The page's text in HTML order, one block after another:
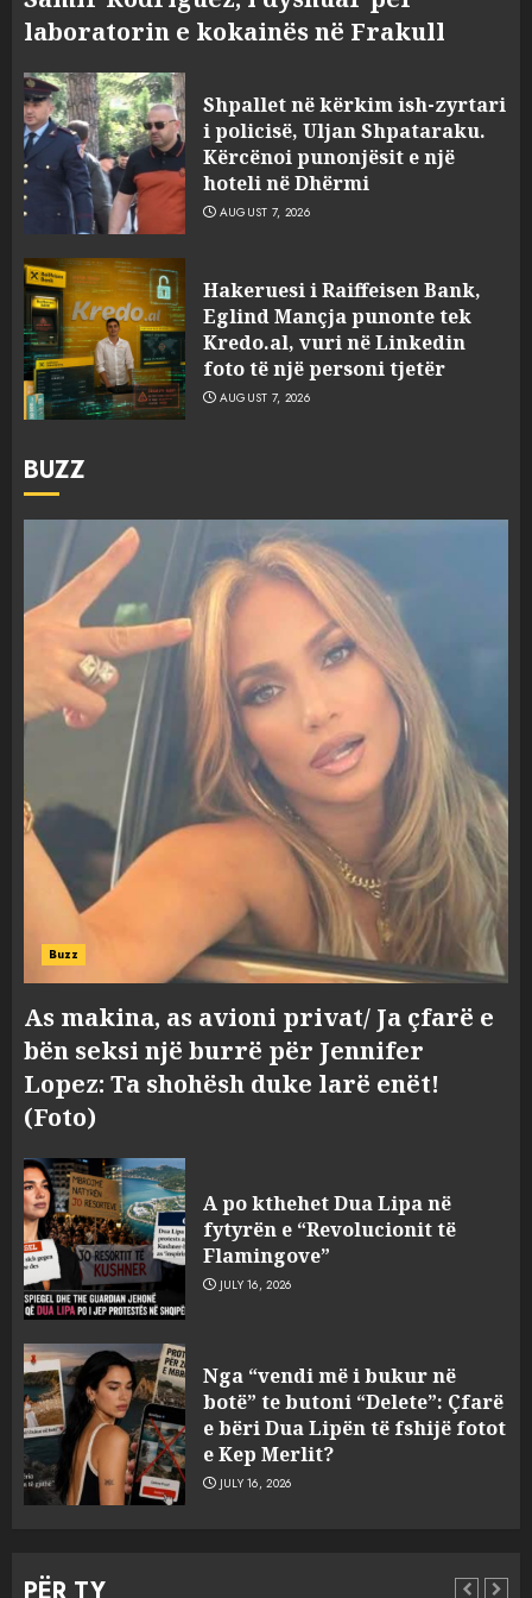
laboratorin e kokainës në Frakull
Shpallet në kërkim ish-zyrtari
i policisë, Uljan Shpataraku.
Kërcënoi punonjësit e një
hoteli në Dhërmi
AUGUST 7, 2026
Hakeruesi i Raiffeisen Bank,
Eglind Mançja punonte tek
Kredo.al, vuri në Linkedin
foto të një personi tjetër
AUGUST 7, 2026
BUZZ
Buzz
As makina, as avioni privat/ Ja çfarë e
bën seksi një burrë për Jennifer
Lopez: Ta shohësh duke larë enët!
(Foto)
A po kthehet Dua Lipa në
fytyrën e “Revolucionit të
Flamingove”
JULY 16, 2026
Nga “vendi më i bukur në
botë” te butoni “Delete”: Çfarë
e bëri Dua Lipën të fshijë fotot
e Kep Merlit?
JULY 16, 2026
3
Eglind Mançja punonte tek
Kredo.al, vuri në Linkedin
foto të një personi tjetër
4
deportua nga SHBA, si u kthye
në Shqipëri Sokol Hoxha pas
30 viteve arrati. Pse Tirana po
i kërkon ndihmë Brukselit
AUGUST 7, 2026
jetën në aksident tre anëtarët